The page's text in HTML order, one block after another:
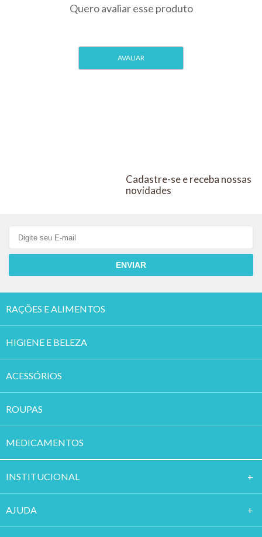
Cadastre-se e receba nossas
novidades
ENVIAR
RAÇÕES E ALIMENTOS
HIGIENE E BELEZA
ACESSÓRIOS
ROUPAS
MEDICAMENTOS
INSTITUCIONAL
AJUDA